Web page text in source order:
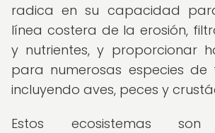
radica en su capacidad
línea costera de la erosión,
y nutrientes, y proporcionar
para numerosas especies
incluyendo aves, peces y
Estos ecosistemas son